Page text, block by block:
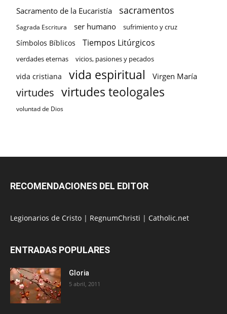
Sacramento de la Eucaristía sacramentos
Sagrada Escritura ser humano sufrimiento y cruz
Símbolos Bíblicos Tiempos Litúrgicos
verdades eternas vicios, pasiones y pecados
vida cristiana vida espiritual Virgen María
virtudes virtudes teologales
voluntad de Dios
RECOMENDACIONES DEL EDITOR
Legionarios de Cristo | RegnumChristi | Catholic.net
ENTRADAS POPULARES
Gloria
5 abril, 2011